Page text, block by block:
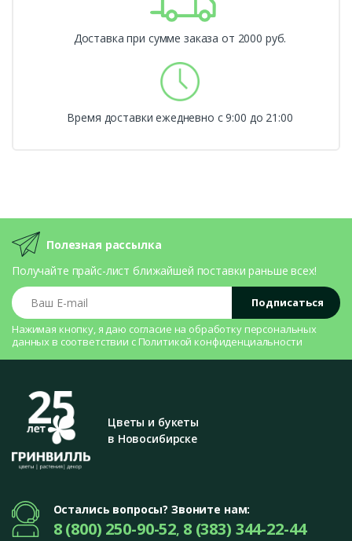
Доставка при сумме заказа от 2000 руб.
Время доставки ежедневно с 9:00 до 21:00
Полезная рассылка
Получайте прайс-лист ближайшей поставки раньше всех!
Ваш E-mail
Подписаться
Нажимая кнопку, я даю согласие на обработку персональных
данных в соответствии с Политикой конфиденциальности
Цветы и букеты
в Новосибирске
Остались вопросы? Звоните нам:
8 (800) 250-90-52, 8 (383) 344-22-44